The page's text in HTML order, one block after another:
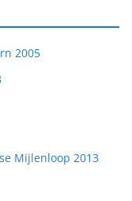
2005
Mijlenloop 2013